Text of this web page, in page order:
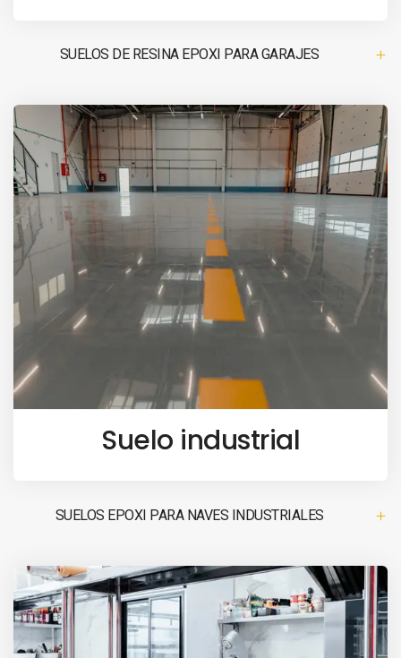
SUELOS DE RESINA EPOXI PARA GARAJES
Suelo industrial
SUELOS EPOXI PARA NAVES INDUSTRIALES